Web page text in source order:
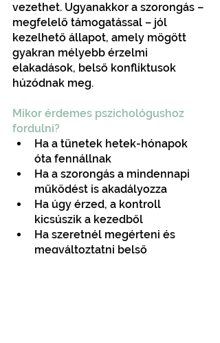
vezethet. Ugyanakkor a szorongás –
megfelelő támogatással – jól
kezelhető állapot, amely mögött
gyakran mélyebb érzelmi
elakadások, belső konfliktusok
húzódnak meg.
Mikor érdemes pszichológushoz
fordulni?
Ha a tünetek hetek-hónapok
óta fennállnak
Ha a szorongás a mindennapi
működést is akadályozza
Ha úgy érzed, a kontroll
kicsúszik a kezedből
Ha szeretnél megérteni és
megváltoztatni belső